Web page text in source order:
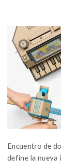
Encuentro de
define la nueva